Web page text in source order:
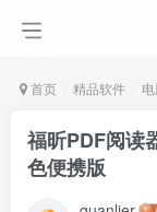
首页 精品软件
福昕PDF阅读
色便携版